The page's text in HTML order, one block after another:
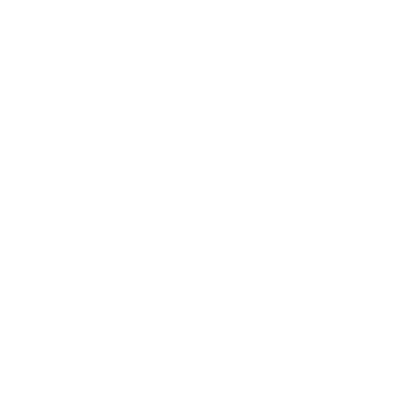
Jamies
Willkommen